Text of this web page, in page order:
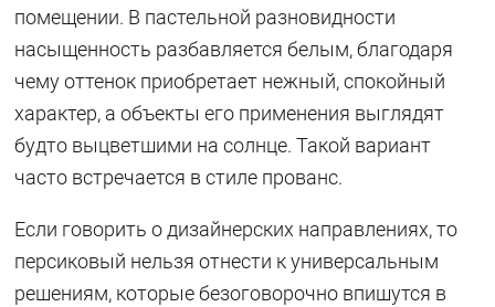
помещении. В пастельной разновидности
насыщенность разбавляется белым, благодаря
чему оттенок приобретает нежный, спокойный
характер, а объекты его применения выглядят
будто выцветшими на солнце. Такой вариант
часто встречается в стиле прованс.
Если говорить о дизайнерских направлениях, то
персиковый нельзя отнести к универсальным
решениям, которые безоговорочно впишутся в